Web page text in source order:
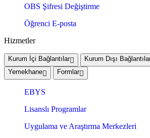
OBS Şifresi Değiştirme
Öğrenci E-posta
Hizmetler
Kurum İçi Bağlantılar Kurum Dışı
Yemekhane
Formlar
EBYS
Lisanslı Programlar
Uygulama ve Araştırma Merkezleri